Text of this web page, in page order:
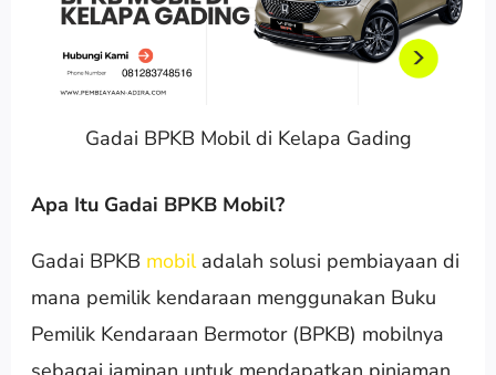
Gadai BPKB Mobil di Kelapa Gading
Apa Itu Gadai BPKB Mobil?
Gadai BPKB mobiladalah solusi pembiayaan di
mana pemilik kendaraan menggunakan Buku
Pemilik Kendaraan Bermotor (BPKB) mobilnya